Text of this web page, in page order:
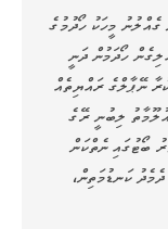
މީހަކު ހޯދުމުގެ
ހޯދަމުން ދަނީ
ނޭޕާލްގެ ރައްޔިތެއް
ލިބުނީ ރޭގެ
ބޯޓުގައި ނެތްކަން
ކަނޑުމަތިން،